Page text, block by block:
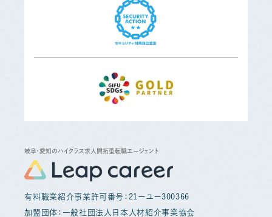
岐阜・愛知のハイクラス求人開拓型転職エージェント
有料職業紹介事業許可番号：21ーユー300366
加盟団体：一般社団法人日本人材紹介事業協会